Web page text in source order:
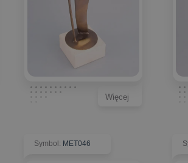
Więcej
Symbol: MET046